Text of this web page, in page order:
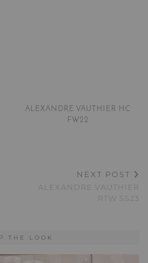
ALEXANDRE VAUTHIER HC
FW22
NEXT POST
ALEXANDRE VAUTHIER
RTW SS23
THE LOOK